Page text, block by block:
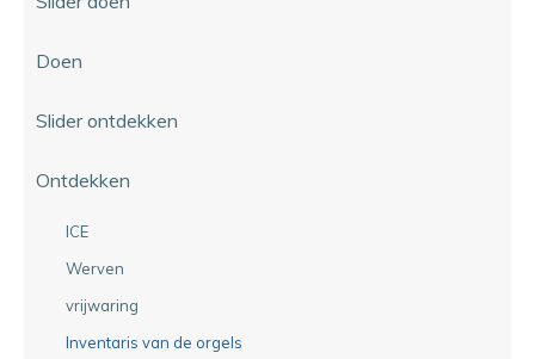
Doen
Slider ontdekken
Ontdekken
ICE
Werven
vrijwaring
Inventaris van de orgels